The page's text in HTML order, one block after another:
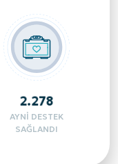
1.582
AYNI DESTEK
SAĞLANDI